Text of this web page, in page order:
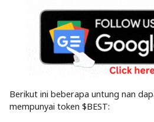
Berikut ini beberapa untung nan
mempunyai token $BEST: